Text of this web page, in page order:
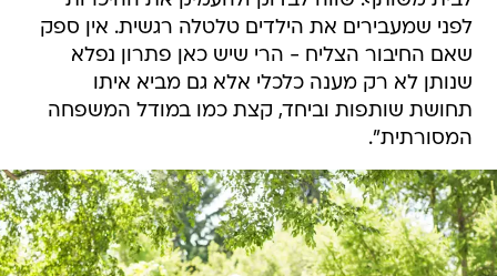
לפני שמעבירים את הילדים טלטלה רגשית. אין ספק
שאם החיבור הצליח - הרי שיש כאן פתרון נפלא
שנותן לא רק מענה כלכלי אלא גם מביא איתו
תחושת שותפות וביחד, קצת כמו במודל המשפחה
המסורתית".